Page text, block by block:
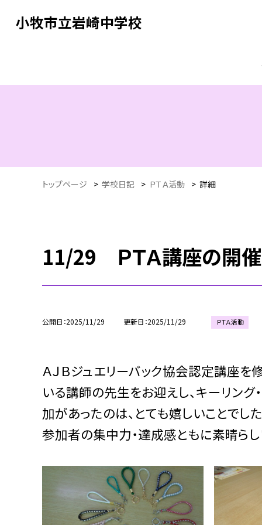
小牧市立岩崎中学校
トップページ > 学校日記 > ＰＴＡ活動 > 詳細
11/29 ＰＴＡ講座の開催
公開日 2025/11/29 更新日 2025/11/29 ＰＴＡ活動
ＡＪＢジュエリーバック協会認定講座を
いる講師の先生をお迎えし、キーリング
加があったのは、とても嬉しいことでし
参加者の集中力・達成感ともに素晴らし